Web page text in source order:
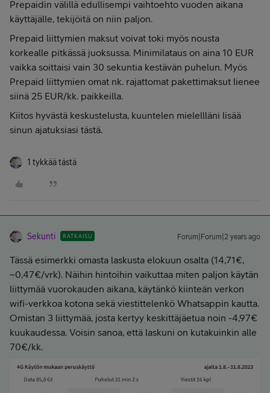
Prepaidin välillä edullisempi vaihtoehto vuoden aikana
käyttäjälle, tekijöitä on niin paljon.
Prepaid liittymien maksut voivat toki myös nousta
korkealle pitkässä juoksussa. Minimilataus on aina 10 EUR
vaikka soittaisi vain 30 sekuntia kestävän puhelun. Myös
Prepaid liittymien omat nk. rajattomat pakettimaksut lienee
siinä 25 EUR/kk. paikkeilla.
Kiitos hyvästä keskustelusta, kuuntelen mielellläni lisää
sinun ajatuksiasi tästä.
1 tykkää tästä
Sekunti RATKAISU Forum|Forum|2 years ago
Tässä esimerkki omasta laskusta elokuun osalta (14,71€,
~0,47€/vrk). Näihin hintoihin vaikuttaa miten paljon käytän
liittymää vuorokauden aikana, käytänkö kiinteän verkon
wifi-verkkoa kotona sekä viestittelenkö Whatsappin kautta.
Omistan 3 liittymää, josta kertyy keskittäjäetua noin -4,97€
kuukaudessa. Voisin sanoa, että laskuni on kutakuinkin alle
70€/kk.